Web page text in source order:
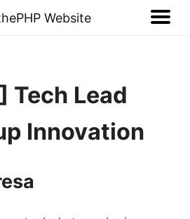
Website
Tech Lead
Innovation